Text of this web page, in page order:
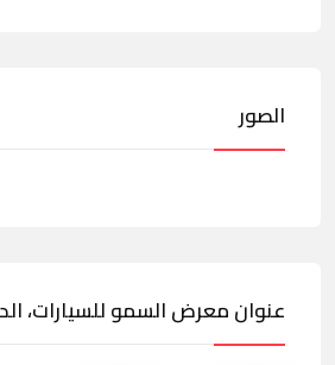
الصور
عنوان معرض السمو للسيارات،